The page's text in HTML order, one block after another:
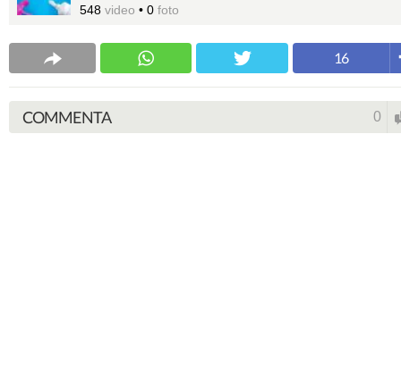
548 video • 0 foto
16
COMMENTA 0